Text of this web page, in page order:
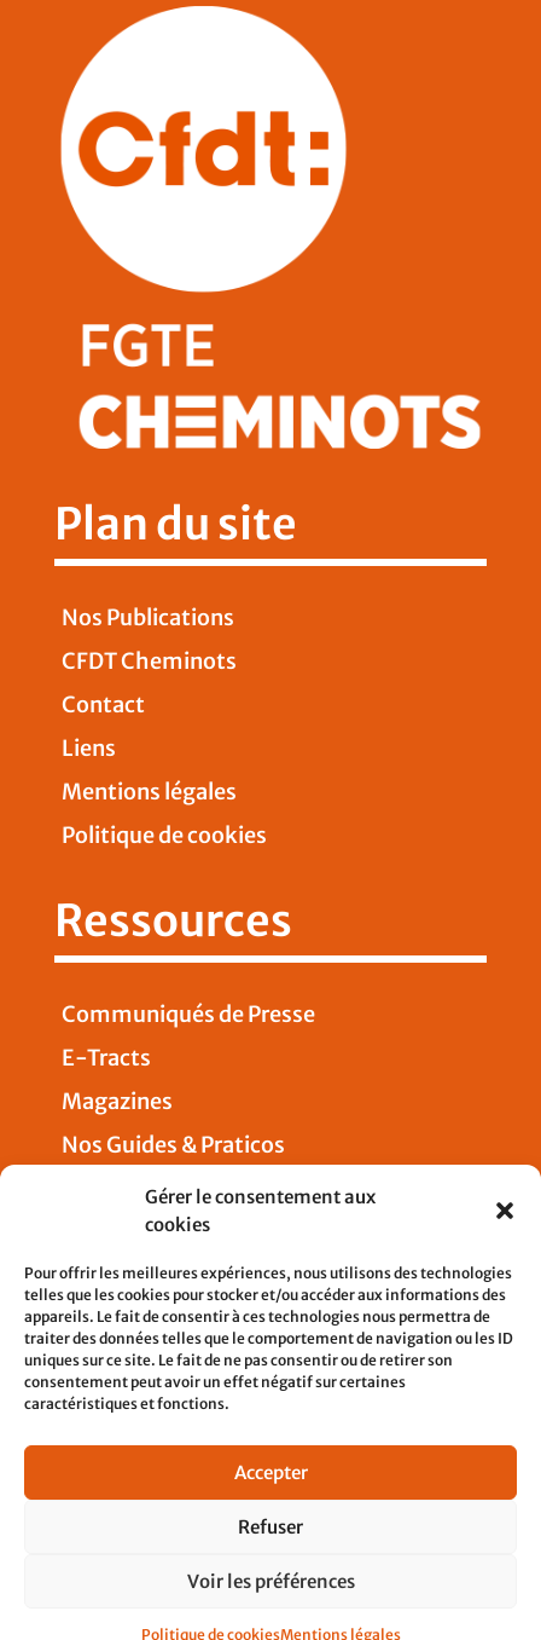
Gérer le consentement aux
cookies
Pour offrir les meilleures expériences, nous utilisons des technologies
telles que les cookies pour stocker et/ou accéder aux informations des
appareils. Le fait de consentir à ces technologies nous permettra de
traiter des données telles que le comportement de navigation ou les ID
uniques sur ce site. Le fait de ne pas consentir ou de retirer son
consentement peut avoir un effet négatif sur certaines
caractéristiques et fonctions.
Accepter
Refuser
Voir les préférences
Politique de cookiesMentions légales
Plan du site
Nos Publications
CFDT Cheminots
Contact
Liens
Mentions légales
Politique de cookies
Ressources
Communiqués de Presse
E-Tracts
Magazines
Nos Guides & Praticos
Nous joindre
5, rue Pleyel
93200 SAINT-DENIS
contact@cfdtcheminots.org